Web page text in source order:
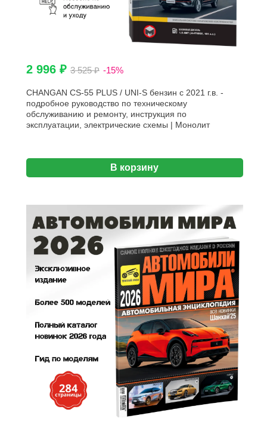
2 996 ₽ 3 525 ₽ -15%
CHANGAN CS-55 PLUS / UNI-S бензин с 2021 г.в. -
подробное руководство по техническому
обслуживанию и ремонту, инструкция по
эксплуатации, электрические схемы | Монолит
В корзину